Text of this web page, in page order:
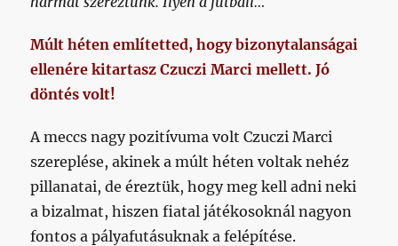
Múlt héten említetted, hogy bizonytalanságai
ellenére kitartasz Czuczi Marci mellett. Jó
döntés volt!
A meccs nagy pozitívuma volt Czuczi Marci
szereplése, akinek a múlt héten voltak nehéz
pillanatai, de éreztük, hogy meg kell adni neki
a bizalmat, hiszen fiatal játékosoknál nagyon
fontos a pályafutásuknak a felépítése.